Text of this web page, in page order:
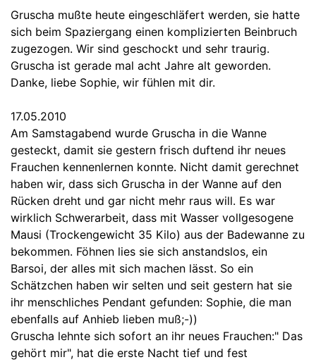
Gruscha mußte heute eingeschläfert werden, sie hatte
sich beim Spaziergang einen komplizierten Beinbruch
zugezogen. Wir sind geschockt und sehr traurig.
Gruscha ist gerade mal acht Jahre alt geworden.
Danke, liebe Sophie, wir fühlen mit dir.
17.05.2010
Am Samstagabend wurde Gruscha in die Wanne
gesteckt, damit sie gestern frisch duftend ihr neues
Frauchen kennenlernen konnte. Nicht damit gerechnet
haben wir, dass sich Gruscha in der Wanne auf den
Rücken dreht und gar nicht mehr raus will. Es war
wirklich Schwerarbeit, dass mit Wasser vollgesogene
Mausi (Trockengewicht 35 Kilo) aus der Badewanne zu
bekommen. Föhnen lies sie sich anstandslos, ein
Barsoi, der alles mit sich machen lässt. So ein
Schätzchen haben wir selten und seit gestern hat sie
ihr menschliches Pendant gefunden: Sophie, die man
ebenfalls auf Anhieb lieben muß;-))
Gruscha lehnte sich sofort an ihr neues Frauchen:" Das
gehört mir", hat die erste Nacht tief und fest